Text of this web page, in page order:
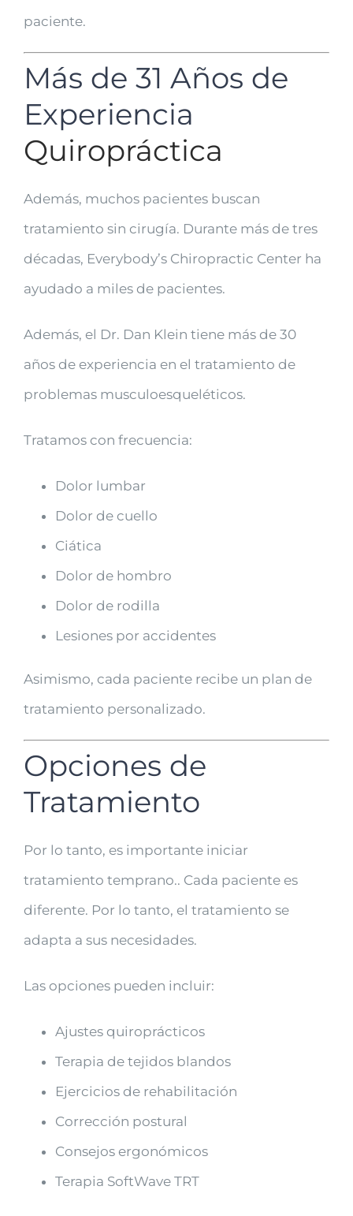
paciente.
Más de 31 Años de
Experiencia
Quiropráctica
Además, muchos pacientes buscan
tratamiento sin cirugía. Durante más de tres
décadas, Everybody’s Chiropractic Center ha
ayudado a miles de pacientes.
Además, el Dr. Dan Klein tiene más de 30
años de experiencia en el tratamiento de
problemas musculoesqueléticos.
Tratamos con frecuencia:
Dolor lumbar
Dolor de cuello
Ciática
Dolor de hombro
Dolor de rodilla
Lesiones por accidentes
Asimismo, cada paciente recibe un plan de
tratamiento personalizado.
Opciones de
Tratamiento
Por lo tanto, es importante iniciar
tratamiento temprano.. Cada paciente es
diferente. Por lo tanto, el tratamiento se
adapta a sus necesidades.
Las opciones pueden incluir:
Ajustes quiroprácticos
Terapia de tejidos blandos
Ejercicios de rehabilitación
Corrección postural
Consejos ergonómicos
Terapia SoftWave TRT